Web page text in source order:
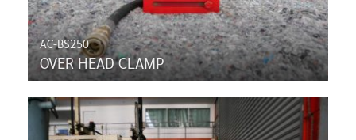
AC-BS250
OVER HEAD CLAMP